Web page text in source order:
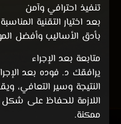
تنفيذ احترافي وآمن
بعد اختيار التقنية
بأدق الأساليب وأفضل
متابعة بعد الإجراء
يرافقك د. فوده بعد
النتيجة وسير التعافي،
اللازمة للحفاظ على شكل
ممكنة.